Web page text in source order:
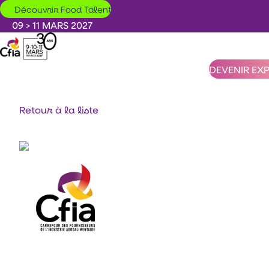
Aller au contenu principal
Découvrir Food Talent
09 > 11 MARS 2027
DEVENIR
Retour à la liste